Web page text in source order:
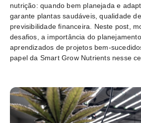
nutrição: quando bem planejada e
garante plantas saudáveis, qualidade
previsibilidade financeira. Neste post,
desafios, a importância do
aprendizados de projetos bem-
papel da Smart Grow Nutrients nesse